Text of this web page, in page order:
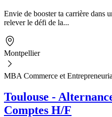
Envie de booster ta carrière dans
relever le défi de la...
Montpellier
MBA Commerce et
Toulouse -
Comptes H/F